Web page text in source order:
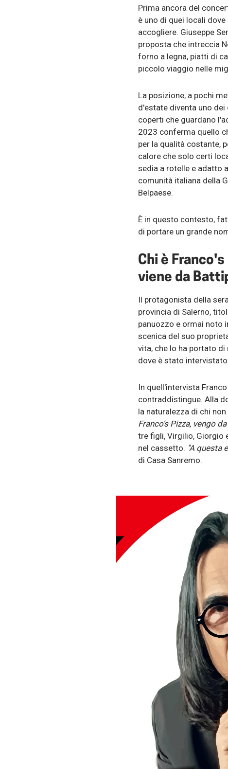
Prima ancora del
è uno di quei locali
accogliere. Giuseppe
proposta che intreccia
forno a legna, piatti di
piccolo viaggio nelle
La posizione, a pochi
d'estate diventa uno
coperti che guardano
2023 conferma quello
per la qualità costante,
calore che solo certi
sedia a rotelle e adatto
comunità italiana della
Belpaese.
È in questo contesto,
di portare un grande
Chi è
viene da
Il protagonista della
provincia di Salerno,
panuozzo e ormai noto
scenica del suo
vita, che lo ha portato
dove è stato
In quell'intervista
contraddistingue. Alla
la naturalezza di chi
Franco's Pizza, vengo
tre figli, Virgilio, Giorgio
nel cassetto. "A questa
di Casa Sanremo.